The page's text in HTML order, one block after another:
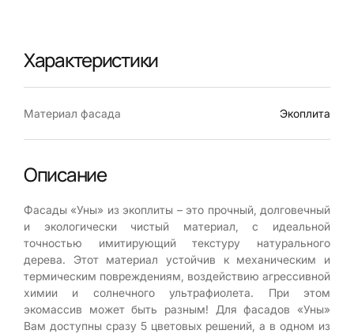
Характеристики
Материал фасада Экоплита
Описание
Фасады «Уны» из экоплиты – это прочный, долговечный
и экологически чистый материал, с идеальной
точностью имитирующий текстуру натурального
дерева. Этот материал устойчив к механическим и
термическим повреждениям, воздействию агрессивной
химии и солнечного ультрафиолета. При этом
экомассив может быть разным! Для фасадов «Уны»
Вам доступны сразу 5 цветовых решений, а в одном из